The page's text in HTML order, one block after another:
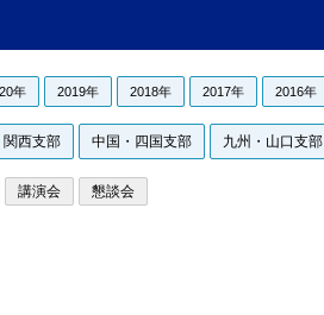
年 2019年 2018年 2017年 2016年
関西支部 中国・四国支部 九州・山口支部
講演会 懇談会